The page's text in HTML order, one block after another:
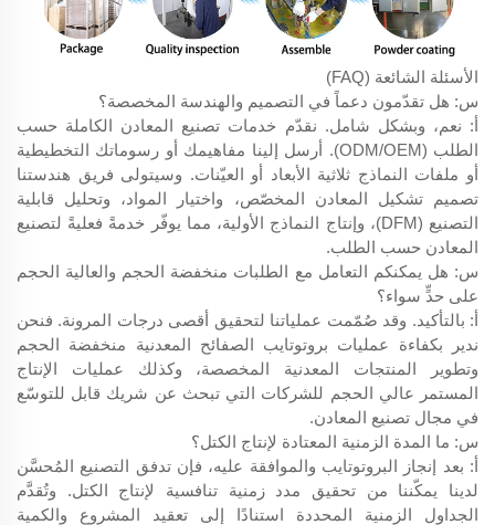
الأسئلة الشائعة (FAQ)
س: هل تقدّمون دعماً في التصميم والهندسة المخصصة؟
أ: نعم، وبشكل شامل. نقدّم خدمات تصنيع المعادن الكاملة حسب
الطلب (ODM/OEM). أرسل إلينا مفاهيمك أو رسوماتك التخطيطية
أو ملفات النماذج ثلاثية الأبعاد أو العيّنات. وسيتولى فريق هندستنا
تصميم تشكيل المعادن المخصّص، واختيار المواد، وتحليل قابلية
التصنيع (DFM)، وإنتاج النماذج الأولية، مما يوفّر خدمةً فعليةً لتصنيع
المعادن حسب الطلب.
س: هل يمكنكم التعامل مع الطلبات منخفضة الحجم والعالية الحجم
على حدٍّ سواء؟
أ: بالتأكيد. وقد صُمّمت عملياتنا لتحقيق أقصى درجات المرونة. فنحن
ندير بكفاءة عمليات بروتوتايب الصفائح المعدنية منخفضة الحجم
وتطوير المنتجات المعدنية المخصصة، وكذلك عمليات الإنتاج
المستمر عالي الحجم للشركات التي تبحث عن شريك قابل للتوسّع
في مجال تصنيع المعادن.
س: ما المدة الزمنية المعتادة لإنتاج الكتل؟
أ: بعد إنجاز البروتوتايب والموافقة عليه، فإن تدفق التصنيع المُحسَّن
لدينا يمكّننا من تحقيق مدد زمنية تنافسية لإنتاج الكتل. وتُقدَّم
الجداول الزمنية المحددة استنادًا إلى تعقيد المشروع والكمية